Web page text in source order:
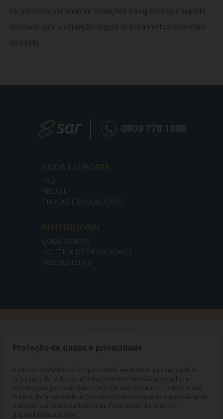
no processo por meio de condições transparentes e suporte
dedicado para a aquisição segura de tratamentos essenciais
de saúde.
0800 778 1888
AJUDA E SUPORTE
FAQ
RECALL
TROCAS E DEVOLUÇÕES
INSTITUCIONAL
QUEM SOMOS
POLÍTICA DE PRIVACIDADE
NOSSAS LOJAS
Proteção de dados e privacidade
A Oncoprod/SAR está comprometida em manter a privacidade e
segurança de todas as informações relacionadas aos dados e
informações pessoais que coletar de seus Usuários, conforme sua
Política de Privacidade. A Oncoprod/SAR recomenda expressamente
o acesso periódico da Política de Privacidade do GrupoSC
disponibilizada no link: